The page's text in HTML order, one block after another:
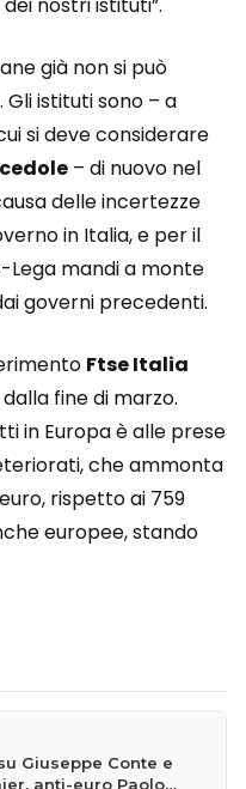
già non si può
istituti sono – a
si deve considerare
– di nuovo nel
delle incertezze
in Italia, e per il
Lega mandi a monte
governi precedenti.
Ftse Italia
fine di marzo.
in Europa è alle prese
che ammonta
rispetto ai 759
europee, stando
Giuseppe Conte e
anti-euro Paolo